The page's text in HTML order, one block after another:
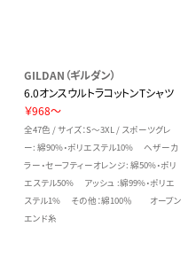
GILDAN（ギルダン）
6.0オンスウルトラコットンTシャツ
￥968～
全47色 / サイズ：S～3XL / スポーツグレ
ー: 綿90%・ポリエステル10% ヘザーカ
ラー・セーフティーオレンジ: 綿50%・ポリ
エステル50% アッシュ :綿99%・ポリエ
ステル1% その他：綿100％ オープン
エンド糸